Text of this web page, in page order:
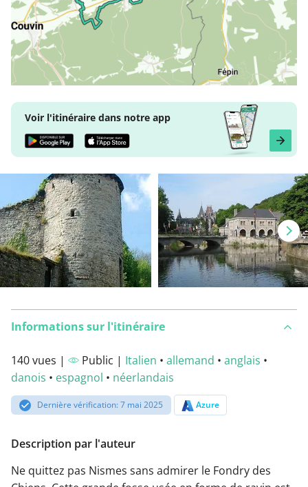
Voir l'itinéraire dans notre app
Informations sur l'itinéraire
140 vues | Public | Italien • allemand • anglais •
danois • espagnol • néerlandais
Dernière vérification: 7 mai 2025 Azure
Description par l'auteur
Ne quittez pas Nismes sans admirer le Fondry des